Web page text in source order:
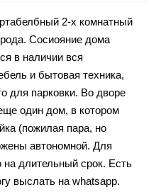
2-х комнатный
Сосиояние дома
в наличии вся
и бытовая техника,
для парковки. Во дворе
один дом, в котором
(пожилая пара, но
автономной. Для
на длительный срок. Есть
выслать на whatsapp.